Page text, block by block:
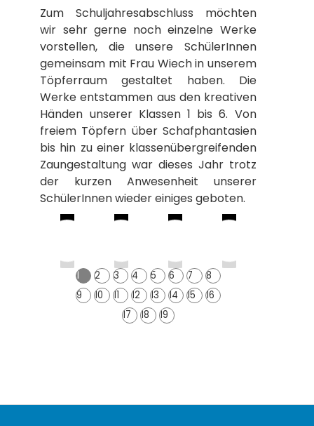
Zum Schuljahresabschluss möchten
wir sehr gerne noch einzelne Werke
vorstellen, die unsere SchülerInnen
gemeinsam mit Frau Wiech in unserem
Töpferraum gestaltet haben. Die
Werke entstammen aus den kreativen
Händen unserer Klassen 1 bis 6. Von
freiem Töpfern über Schafphantasien
bis hin zu einer klassenübergreifenden
Zaungestaltung war dieses Jahr trotz
der kurzen Anwesenheit unserer
SchülerInnen wieder einiges geboten.
1 2 3 4 5 6 7
8
9
10 11 12 13 14 15
16
17
18 19